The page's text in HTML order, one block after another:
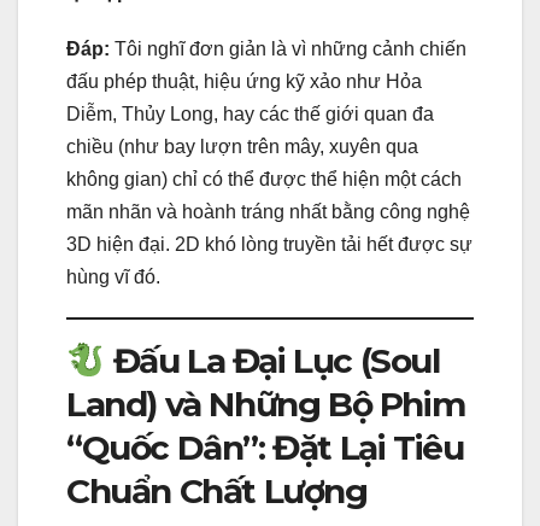
Đáp: Tôi nghĩ đơn giản là vì những cảnh chiến
đấu phép thuật, hiệu ứng kỹ xảo như Hỏa
Diễm, Thủy Long, hay các thế giới quan đa
chiều (như bay lượn trên mây, xuyên qua
không gian) chỉ có thể được thể hiện một cách
mãn nhãn và hoành tráng nhất bằng công nghệ
3D hiện đại. 2D khó lòng truyền tải hết được sự
hùng vĩ đó.
Đấu La Đại Lục (Soul
Land) và Những Bộ Phim
“Quốc Dân”: Đặt Lại Tiêu
Chuẩn Chất Lượng